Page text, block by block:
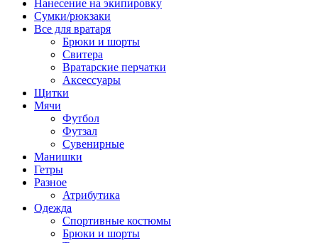
Нанесение на экипировку
Сумки/рюкзаки
Все для вратаря
Брюки и шорты
Cвитера
Вратарские перчатки
Аксессуары
Щитки
Мячи
Футбол
Футзал
Сувенирные
Манишки
Гетры
Разное
Атрибутика
Одежда
Спортивные костюмы
Брюки и шорты